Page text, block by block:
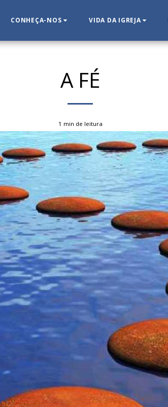
CONHEÇA-NOS VIDA DA IGREJA
A FÉ
1 min de leitura